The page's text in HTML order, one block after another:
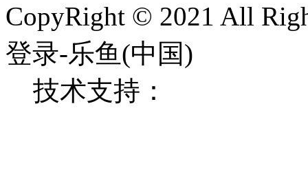
CopyRight © 2021 All
登录-乐鱼(中国)
技术支持：